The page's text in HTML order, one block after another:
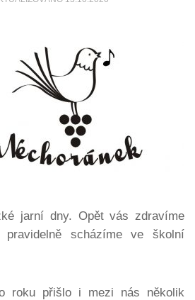
jarní dny. Opět vás zdravíme
scházíme ve školní
roku přišlo i mezi nás několik